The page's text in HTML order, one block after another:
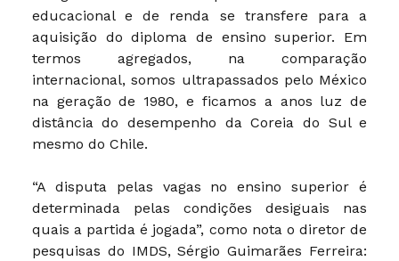
educacional e de renda se transfere para a
aquisição do diploma de ensino superior. Em
termos agregados, na comparação
internacional, somos ultrapassados pelo México
na geração de 1980, e ficamos a anos luz de
distância do desempenho da Coreia do Sul e
mesmo do Chile.
“A disputa pelas vagas no ensino superior é
determinada pelas condições desiguais nas
quais a partida é jogada”, como nota o diretor de
pesquisas do IMDS, Sérgio Guimarães Ferreira: